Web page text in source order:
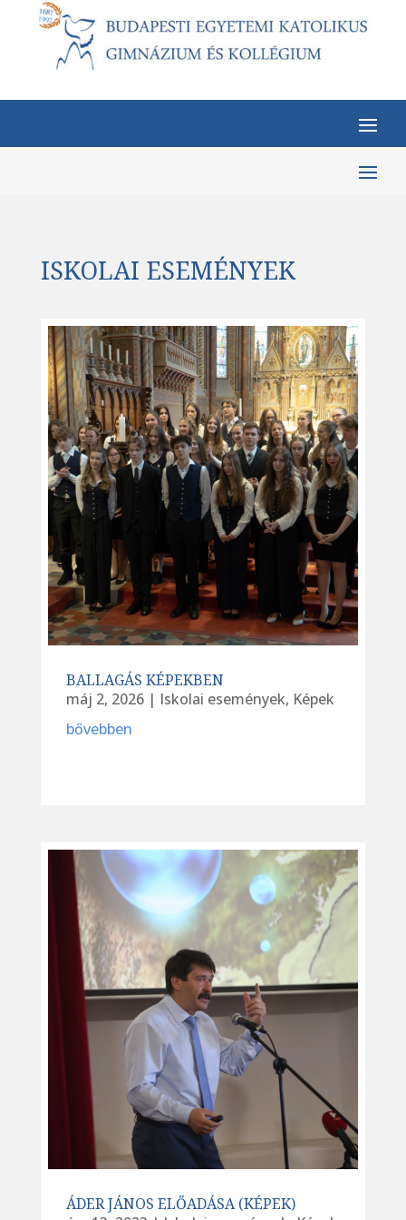
ISKOLAI ESEMÉNYEK
BALLAGÁS KÉPEKBEN
máj 2, 2026| Iskolai események, Képek
bővebben
ÁDER JÁNOS ELŐADÁSA (KÉPEK)